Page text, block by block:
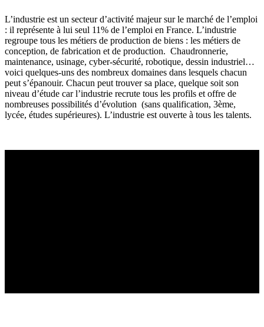
L’industrie est un secteur d’activité majeur sur le marché de l’emploi
: il représente à lui seul 11% de l’emploi en France. L’industrie
regroupe tous les métiers de production de biens : les métiers de
conception, de fabrication et de production. Chaudronnerie,
maintenance, usinage, cyber-sécurité, robotique, dessin industriel…
voici quelques-uns des nombreux domaines dans lesquels chacun
peut s’épanouir. Chacun peut trouver sa place, quelque soit son
niveau d’étude car l’industrie recrute tous les profils et offre de
nombreuses possibilités d’évolution (sans qualification, 3ème,
lycée, études supérieures). L’industrie est ouverte à tous les talents.